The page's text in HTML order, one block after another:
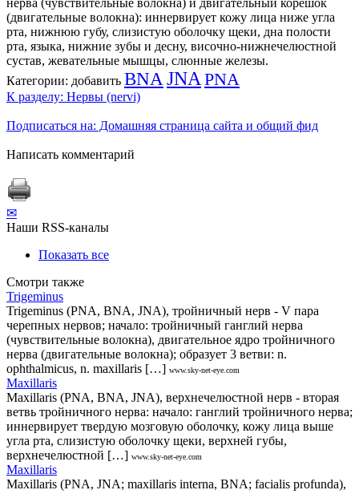
(двигательные волокна): иннервирует кожу лица ниже угла
рта, нижнюю губу, слизистую оболочку щеки, дна полости
рта, языка, нижние зубы и десну, височно-нижнечелюстной
сустав, жевательные мышцы, слюнные железы.
Категории: добавить BNA JNA PNA
К разделу: Нервы (nervi)
Подписаться на: Домашняя страница сайта и общий фид
Написать комментарий
✉
Наши RSS-каналы
Показать все
Смотри также
Trigeminus
Trigeminus (PNA, BNA, JNA), тройничный нерв - V пара
черепных нервов; начало: тройничный ганглий нерва
(чувствительные волокна), двигательное ядро тройничного
нерва (двигательные волокна); образует 3 ветви: n.
ophthalmicus, n. maxillaris […] www.sky-net-eye.com
Maxillaris
Maxillaris (PNA, BNA, JNA), верхнечелюстной нерв - вторая
ветвь тройничного нерва: начало: ганглий тройничного нерва;
иннервирует твердую мозговую оболочку, кожу лица выше
угла рта, слизистую оболочку щеки, верхней губы,
верхнечелюстной […] www.sky-net-eye.com
Maxillaris
Maxillaris (PNA, JNA; maxillaris interna, BNA; facialis profunda),